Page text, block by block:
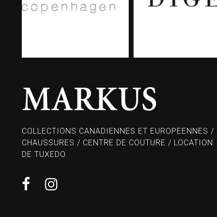
COLLECTIONS CANADIENNES ET EUROPEENNES /
CHAUSSURES / CENTRE DE COUTURE / LOCATION
DE TUXEDO